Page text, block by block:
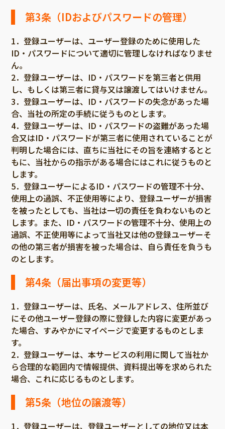
第3条（IDおよびパスワードの管理）
1．登録ユーザーは、ユーザー登録のために使用した
ID・パスワードについて適切に管理しなければなりませ
ん。
2．登録ユーザーは、ID・パスワードを第三者と供用
し、もしくは第三者に貸与又は譲渡してはいけません。
3．登録ユーザーは、ID・パスワードの失念があった場
合、当社の所定の手続に従うものとします。
4．登録ユーザーは、ID・パスワードの盗難があった場
合又はID・パスワードが第三者に使用されていることが
判明した場合には、直ちに当社にその旨を連絡するとと
もに、当社からの指示がある場合にはこれに従うものと
します。
5．登録ユーザーによるID・パスワードの管理不十分、
使用上の過誤、不正使用等により、登録ユーザーが損害
を被ったとしても、当社は一切の責任を負わないものと
します。また、ID・パスワードの管理不十分、使用上の
過誤、不正使用等によって当社又は他の登録ユーザーそ
の他の第三者が損害を被った場合は、自ら責任を負うも
のとします。
第4条（届出事項の変更等）
1．登録ユーザーは、氏名、メールアドレス、住所並び
にその他ユーザー登録の際に登録した内容に変更があっ
た場合、すみやかにマイページで変更するものとしま
す。
2．登録ユーザーは、本サービスの利用に関して当社か
ら合理的な範囲内で情報提供、資料提出等を求められた
場合、これに応じるものとします。
第5条（地位の譲渡等）
1．登録ユーザーは、登録ユーザーとしての地位又は本